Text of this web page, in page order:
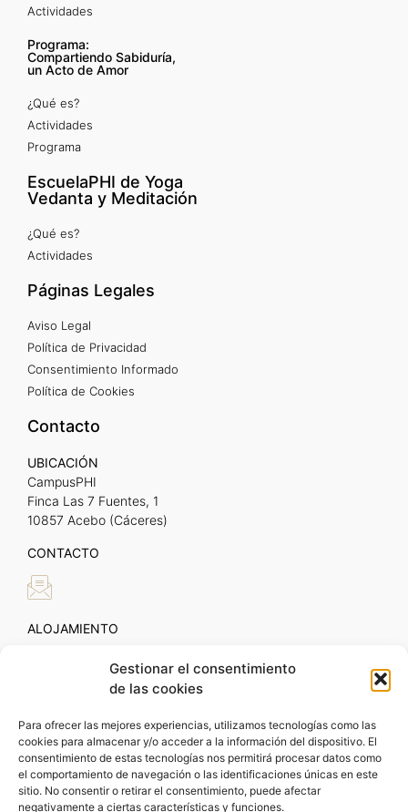
Gestionar el consentimiento
de las cookies
Para ofrecer las mejores experiencias, utilizamos tecnologías como las
cookies para almacenar y/o acceder a la información del dispositivo. El
consentimiento de estas tecnologías nos permitirá procesar datos como
el comportamiento de navegación o las identificaciones únicas en este
sitio. No consentir o retirar el consentimiento, puede afectar
negativamente a ciertas características y funciones.
Actividades
Programa:
Compartiendo Sabiduría,
un Acto de Amor
¿Qué es?
Actividades
Programa
EscuelaPHI de Yoga
Vedanta y Meditación
¿Qué es?
Actividades
Páginas Legales
Aviso Legal
Política de Privacidad
Consentimiento Informado
Política de Cookies
Contacto
UBICACIÓN
CampusPHI
Finca Las 7 Fuentes, 1
10857 Acebo (Cáceres)
CONTACTO
ALOJAMIENTO
FundaciónPHI © All rights reserved